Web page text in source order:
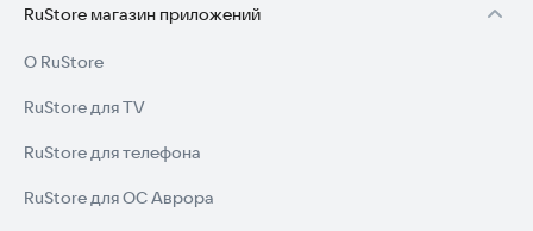
RuStore магазин приложений
О RuStore
RuStore для TV
RuStore для телефона
RuStore для ОС Аврора